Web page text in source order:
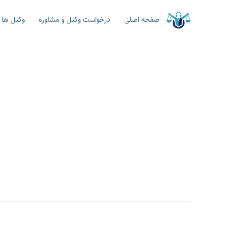
صفحه اصلی درخواست وکیل و مشاوره وکیل ها